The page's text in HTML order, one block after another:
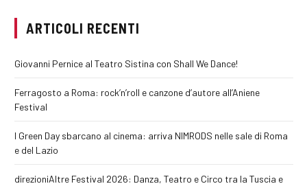
ARTICOLI RECENTI
Giovanni Pernice al Teatro Sistina con Shall We Dance!
Ferragosto a Roma: rock’n’roll e canzone d’autore all’Aniene
Festival
I Green Day sbarcano al cinema: arriva NIMRODS nelle sale di Roma
e del Lazio
direzioniAltre Festival 2026: Danza, Teatro e Circo tra la Tuscia e